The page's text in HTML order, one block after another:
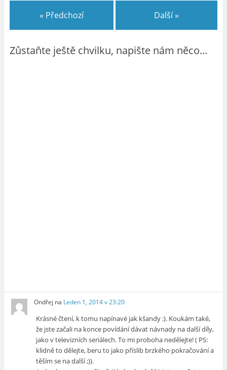
« Předchozí Další »
Zůstaňte ještě chvilku, napište nám něco...
Ondřej na Leden 1, 2014 v 23:20
Krásné čtení, k tomu napínavé jak kšandy :). Koukám také,
že jste začali na konce povídání dávat návnady na další díly,
jako v televizních seriálech. To mi proboha nedělejte! ( PS:
klidně to dělejte, beru to jako příslib brzkého pokračování a
těším se na další ;)).